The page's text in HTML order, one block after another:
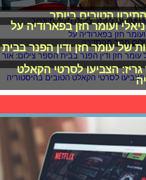
הטובים ביותר
ועומר חזן בפארודיה על
של עומר חזן ודין הפנר בבית
גריז: הצביעו לסרטי הקאלט